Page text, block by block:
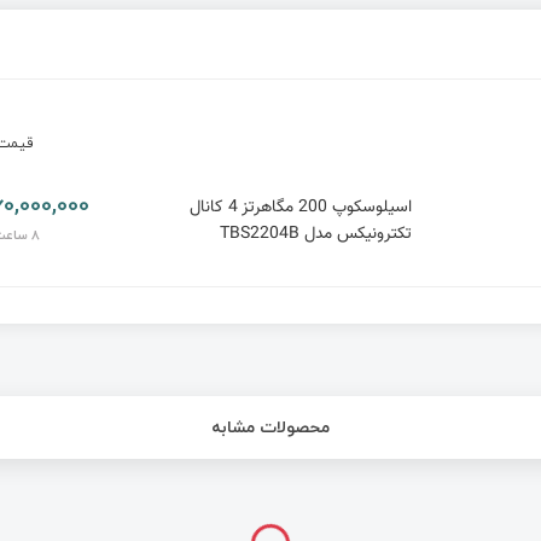
اسیلوسکوپ 200 مگاهرتز 4 کانال
تکترونیکس مدل TBS2204B
1,060,000,000
8 ساعت پیش
محصولات مشابه